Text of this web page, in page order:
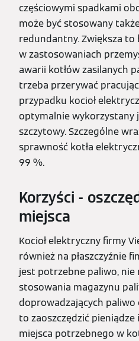
częściowymi spadkami
może być stosowany
redundantny. Zwiększa
w zastosowaniach
awarii kotłów zasilanych
trzeba przerywać
przypadku kocioł
optymalnie wykorzystany
szczytowy. Szczególne
sprawność kotła
99 %.
Korzyści -
miejsca
Kocioł elektryczny firmy
również na płaszczyźnie
jest potrzebne paliwo, nie
stosowania magazynu
doprowadzających paliwo
to zaoszczędzić pieniądze
miejsca potrzebnego w